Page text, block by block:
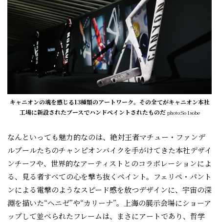
キャニオンの魂を感じる13種類のアートワーク。その全てがキャニオン本社
工場に新設されたブースでハンドペイントされたものだ photo:So Isobe
なんといっても魅力的なのは、絶対王者マチュー・ファンデ
ルプールたちのチャンピオンバイクを手がけてきた本社デザイ
ンチーフや、世界的なアーティストとのコラボレーションによ
る、見る者すべての心を撃ち抜くペイント。フェリペ・パント
ンによる電撃のようなスピード感を放つデザインに、宇宙の深
淵を描いた“ヘニゼ”や“カリーナ”。上海の展示会場にショーア
ップして並べられたフレームは、まさにアートであり、哲学